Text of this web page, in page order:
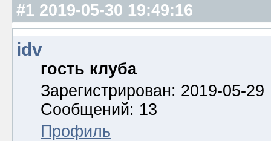
#1 2019-05-30 19:49:16
idv
гость клуба
Зарегистрирован: 2019-05-29
Сообщений: 13
Профиль